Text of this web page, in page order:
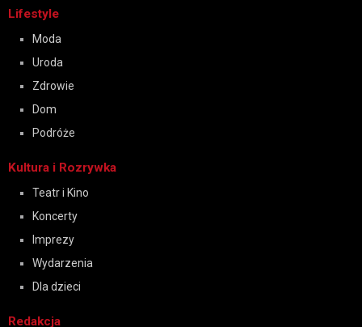
Lifestyle
Moda
Uroda
Zdrowie
Dom
Podróże
Kultura i Rozrywka
Teatr i Kino
Koncerty
Imprezy
Wydarzenia
Dla dzieci
Redakcja